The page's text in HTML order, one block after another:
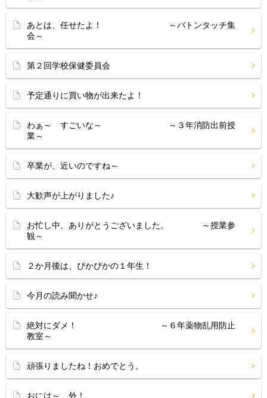
あとは、任せたよ！ ～バトンタッチ集
会～
第２回学校保健委員会
予定通りに買い物が出来たよ！
わぁ～ すごいな～ ～３年消防出前授
業～
卒業が、近いのですね～
大歓声が上がりました♪
お忙し中、ありがとうございました。 ～授業参
観～
２か月後は、ぴかぴかの１年生！
今月の読み聞かせ♪
絶対にダメ！ ～６年薬物乱用防止
教室～
頑張りましたね！おめでとう。
おには～ 外！